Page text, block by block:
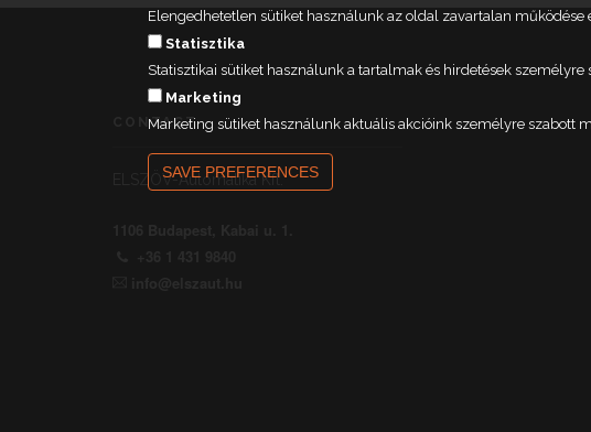
CONTACT
ELSZÖV-Automatika Kft.
Elengedhetetlen sütiket használunk az oldal zavartalan működése
Statisztika
Statisztikai sütiket használunk a tartalmak és hirdetések
Marketing
Marketing sütiket használunk aktuális akcióink személyre szabott
SAVE PREFERENCES